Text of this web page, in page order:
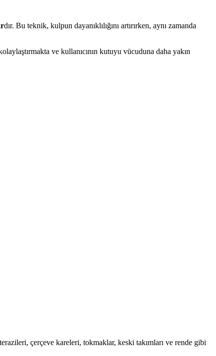
dır. Bu teknik, kulpun dayanıklılığını artırırken, aynı zamanda
ve kullanıcının kutuyu vücuduna daha yakın
çerçeve kareleri, tokmaklar, keski takımları ve rende gibi